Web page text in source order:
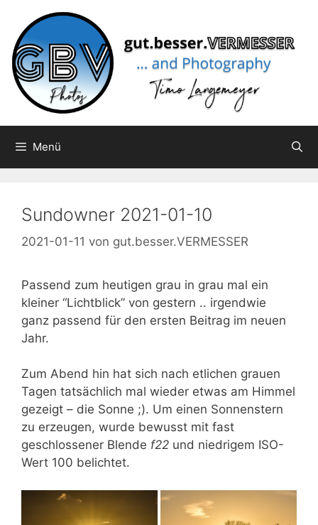
Inhalt
springen
Menü
Sundowner 2021-01-10
2021-01-11 von gut.besser.VERMESSER
Passend zum heutigen grau in grau mal ein
kleiner “Lichtblick” von gestern .. irgendwie
ganz passend für den ersten Beitrag im neuen
Jahr.
Zum Abend hin hat sich nach etlichen grauen
Tagen tatsächlich mal wieder etwas am Himmel
gezeigt – die Sonne ;). Um einen Sonnenstern
zu erzeugen, wurde bewusst mit fast
geschlossener Blende f22 und niedrigem ISO-
Wert 100 belichtet.